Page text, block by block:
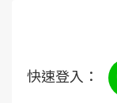
快速登入：